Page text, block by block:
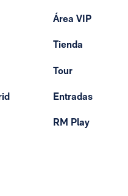
Área VIP
Tienda
Tour
Entradas
RM Play